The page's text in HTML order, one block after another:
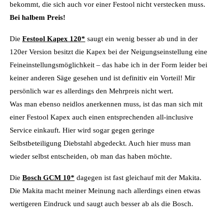
bekommt, die sich auch vor einer Festool nicht verstecken muss.
Bei halbem Preis!
Die Festool Kapex 120* saugt ein wenig besser ab und in der
120er Version besitzt die Kapex bei der Neigungseinstellung eine
Feineinstellungsmöglichkeit – das habe ich in der Form leider bei
keiner anderen Säge gesehen und ist definitiv ein Vorteil! Mir
persönlich war es allerdings den Mehrpreis nicht wert.
Was man ebenso neidlos anerkennen muss, ist das man sich mit
einer Festool Kapex auch einen entsprechenden all-inclusive
Service einkauft. Hier wird sogar gegen geringe
Selbstbeteiligung Diebstahl abgedeckt. Auch hier muss man
wieder selbst entscheiden, ob man das haben möchte.
Die Bosch GCM 10* dagegen ist fast gleichauf mit der Makita.
Die Makita macht meiner Meinung nach allerdings einen etwas
wertigeren Eindruck und saugt auch besser ab als die Bosch.